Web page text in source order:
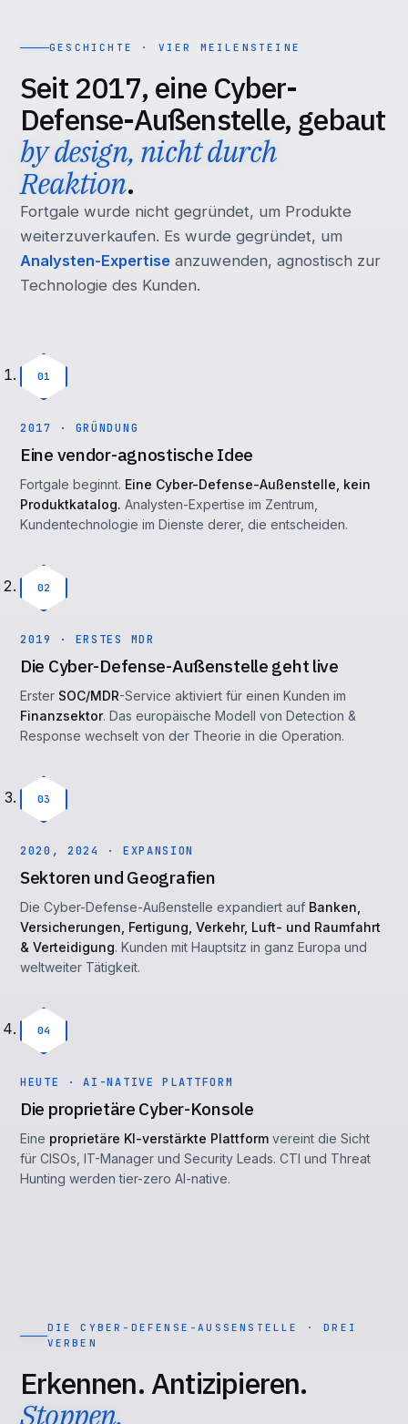
GESCHICHTE · VIER MEILENSTEINE
Seit 2017, eine Cyber-
Defense-Außenstelle, gebaut
by design, nicht durch
Reaktion.
Fortgale wurde nicht gegründet, um Produkte
weiterzuverkaufen. Es wurde gegründet, um
Analysten-Expertise anzuwenden, agnostisch zur
Technologie des Kunden.
01
2017 · GRÜNDUNG
Eine vendor-agnostische Idee
Fortgale beginnt. Eine Cyber-Defense-Außenstelle, kein
Produktkatalog. Analysten-Expertise im Zentrum,
Kundentechnologie im Dienste derer, die entscheiden.
02
2019 · ERSTES MDR
Die Cyber-Defense-Außenstelle geht live
Erster SOC/MDR-Service aktiviert für einen Kunden im
Finanzsektor. Das europäische Modell von Detection &
Response wechselt von der Theorie in die Operation.
03
2020, 2024 · EXPANSION
Sektoren und Geografien
Die Cyber-Defense-Außenstelle expandiert auf Banken,
Versicherungen, Fertigung, Verkehr, Luft- und Raumfahrt
& Verteidigung. Kunden mit Hauptsitz in ganz Europa und
weltweiter Tätigkeit.
04
HEUTE · AI-NATIVE PLATTFORM
Die proprietäre Cyber-Konsole
Eine proprietäre KI-verstärkte Plattform vereint die Sicht
für CISOs, IT-Manager und Security Leads. CTI und Threat
Hunting werden tier-zero AI-native.
DIE CYBER-DEFENSE-AUSSENSTELLE · DREI V
ERBEN
Erkennen. Antizipieren.
Stoppen.